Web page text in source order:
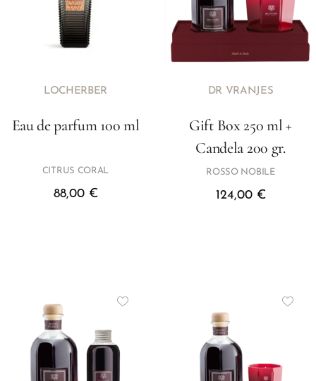
LOCHERBER
Eau de parfum 100 ml
CITRUS CORAL
88,00 €
DR VRANJES
Gift Box 250 ml +
Candela 200 gr.
ROSSO NOBILE
124,00 €